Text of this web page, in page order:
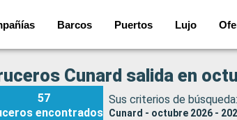
Barcos Puertos Lujo
Cunard salida en
57
encontrados
Sus criterios de búsqueda:
Cunard - octubre 2026 -